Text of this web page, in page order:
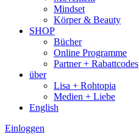
Mindset
Körper & Beauty
SHOP
Bücher
Online Programme
Partner + Rabattcodes
über
Lisa + Rohtopia
Medien + Liebe
English
Einloggen